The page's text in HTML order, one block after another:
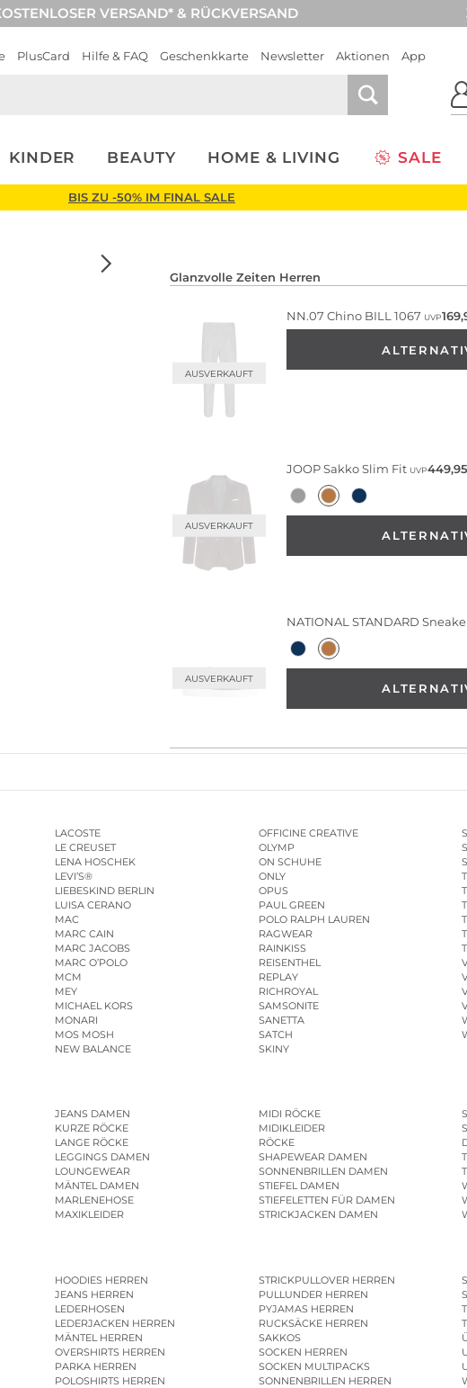
VERSAND* & RÜCKVERSAND
PlusCard Hilfe & FAQ Geschenkkarte Newsletter Aktionen App
KINDER BEAUTY HOME & LIVING SALE
BIS ZU -50% IM FINAL SALE
Glanzvolle Zeiten Herren
AUSVERKAUFT
NN.07 Chino BILL 1067 UVP
AUSVERKAUFT
JOOPSakko Slim Fit UVP449,95
AUSVERKAUFT
NATIONAL STANDARD
LACOSTE
LE CREUSET
LENA HOSCHEK
LEVI’S®
LIEBESKIND BERLIN
LUISA CERANO
MAC
MARC CAIN
MARC JACOBS
MARC O’POLO
MCM
MEY
MICHAEL KORS
MONARI
MOS MOSH
NEW BALANCE
OFFICINE CREATIVE
OLYMP
ON SCHUHE
ONLY
OPUS
PAUL GREEN
POLO RALPH LAUREN
RAGWEAR
RAINKISS
REISENTHEL
REPLAY
RICHROYAL
SAMSONITE
SANETTA
SATCH
SKINY
JEANS DAMEN
KURZE RÖCKE
LANGE RÖCKE
LEGGINGS DAMEN
LOUNGEWEAR
MÄNTEL DAMEN
MARLENEHOSE
MAXIKLEIDER
MIDI RÖCKE
MIDIKLEIDER
RÖCKE
SHAPEWEAR DAMEN
SONNENBRILLEN DAMEN
STIEFEL DAMEN
STIEFELETTEN FÜR DAMEN
STRICKJACKEN DAMEN
HOODIES HERREN
JEANS HERREN
LEDERHOSEN
LEDERJACKEN HERREN
MÄNTEL HERREN
OVERSHIRTS HERREN
PARKA HERREN
POLOSHIRTS HERREN
STRICKPULLOVER HERREN
PULLUNDER HERREN
PYJAMAS HERREN
RUCKSÄCKE HERREN
SAKKOS
SOCKEN HERREN
SOCKEN MULTIPACKS
SONNENBRILLEN HERREN